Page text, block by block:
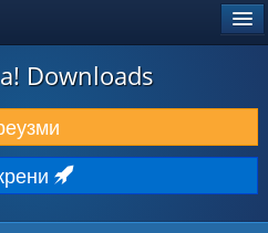
Downloads